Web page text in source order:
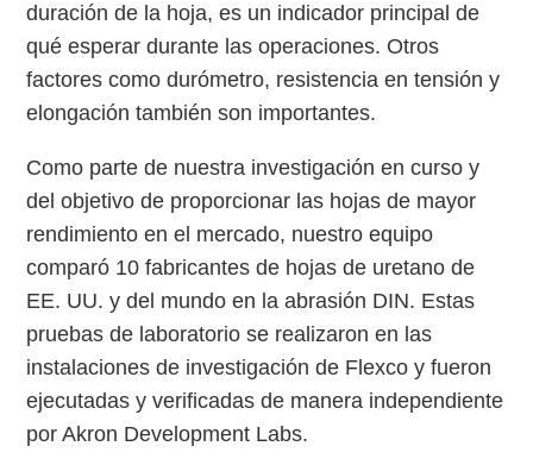
duración de la hoja, es un indicador principal de
qué esperar durante las operaciones. Otros
factores como durómetro, resistencia en tensión y
elongación también son importantes.
Como parte de nuestra investigación en curso y
del objetivo de proporcionar las hojas de mayor
rendimiento en el mercado, nuestro equipo
comparó 10 fabricantes de hojas de uretano de
EE. UU. y del mundo en la abrasión DIN. Estas
pruebas de laboratorio se realizaron en las
instalaciones de investigación de Flexco y fueron
ejecutadas y verificadas de manera independiente
por Akron Development Labs.